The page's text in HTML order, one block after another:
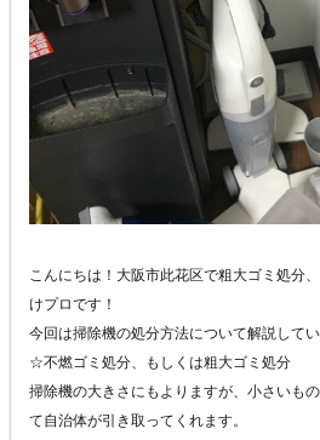
こんにちは！大阪市此花区で粗大ゴミ処分
けプロです！
今回は掃除機の処分方法について解説して
☆不燃ゴミ処分、もしくは粗大ゴミ処分
掃除機の大きさにもよりますが、小さいも
て自治体が引き取ってくれます。